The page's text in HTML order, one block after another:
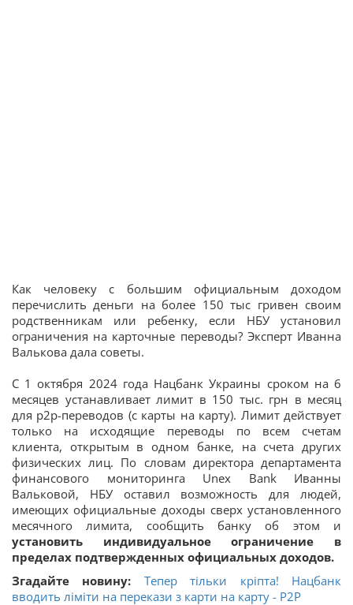
Как человеку с большим официальным доходом
перечислить деньги на более 150 тыс гривен своим
родственникам или ребенку, если НБУ установил
ограничения на карточные переводы? Эксперт Иванна
Валькова дала советы.
С 1 октября 2024 года Нацбанк Украины сроком на 6
месяцев устанавливает лимит в 150 тыс. грн в месяц
для p2p-переводов (с карты на карту). Лимит действует
только на исходящие переводы по всем счетам
клиента, открытым в одном банке, на счета других
физических лиц. По словам директора департамента
финансового мониторинга Unex Bank Иванны
Вальковой, НБУ оставил возможность для людей,
имеющих официальные доходы сверх установленного
месячного лимита, сообщить банку об этом и
установить индивидуальное ограничение в
пределах подтвержденных официальных доходов.
Згадайте новину: Тепер тільки кріпта! Нацбанк
вводить ліміти на перекази з карти на карту - P2P